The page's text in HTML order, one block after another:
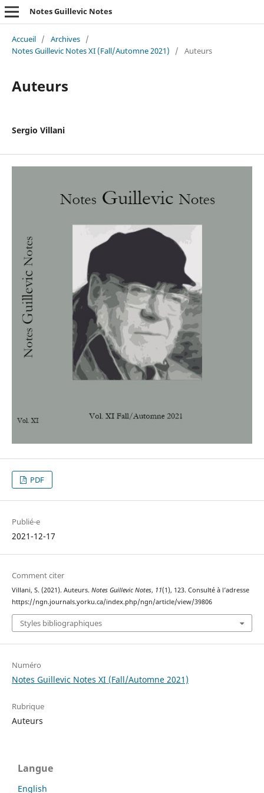
Notes Guillevic Notes
Accueil / Archives /
Notes Guillevic Notes XI (Fall/Automne 2021)
/ Auteurs
Auteurs
Sergio Villani
PDF
Publié-e
2021-12-17
Comment citer
Villani, S. (2021). Auteurs. Notes Guillevic Notes, 11(1), 123. Consulté à l’adresse
https://ngn.journals.yorku.ca/index.php/ngn/article/view/39806
Styles bibliographiques
Numéro
Notes Guillevic Notes XI (Fall/Automne 2021)
Rubrique
Auteurs
Langue
English